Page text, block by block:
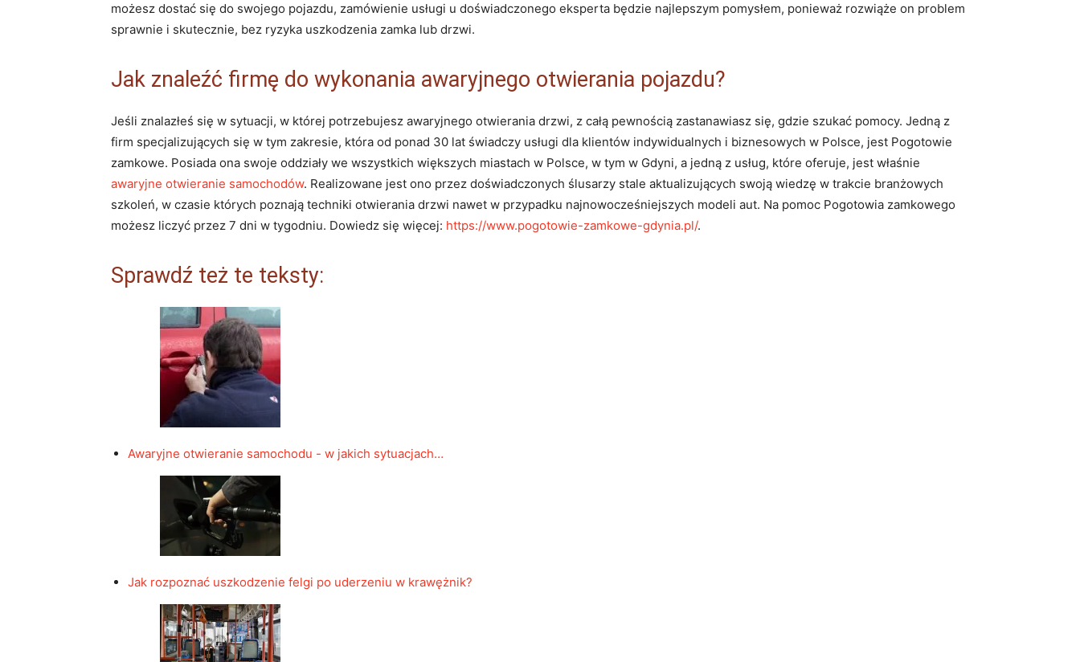
możesz dostać się do swojego pojazdu, zamówienie usługi u doświadczonego eksperta będzie najlepszym pomysłem, ponieważ rozwiąże on problem
sprawnie i skutecznie, bez ryzyka uszkodzenia zamka lub drzwi.
Jak znaleźć firmę do wykonania awaryjnego otwierania pojazdu?
Jeśli znalazłeś się w sytuacji, w której potrzebujesz awaryjnego otwierania drzwi, z całą pewnością zastanawiasz się, gdzie szukać pomocy. Jedną z
firm specjalizujących się w tym zakresie, która od ponad 30 lat świadczy usługi dla klientów indywidualnych i biznesowych w Polsce, jest Pogotowie
zamkowe. Posiada ona swoje oddziały we wszystkich większych miastach w Polsce, w tym w Gdyni, a jedną z usług, które oferuje, jest właśnie
awaryjne otwieranie samochodów. Realizowane jest ono przez doświadczonych ślusarzy stale aktualizujących swoją wiedzę w trakcie branżowych
szkoleń, w czasie których poznają techniki otwierania drzwi nawet w przypadku najnowocześniejszych modeli aut. Na pomoc Pogotowia zamkowego
możesz liczyć przez 7 dni w tygodniu. Dowiedz się więcej: https://www.pogotowie-zamkowe-gdynia.pl/.
Sprawdź też te teksty:
Awaryjne otwieranie samochodu - w jakich sytuacjach…
Jak rozpoznać uszkodzenie felgi po uderzeniu w krawężnik?